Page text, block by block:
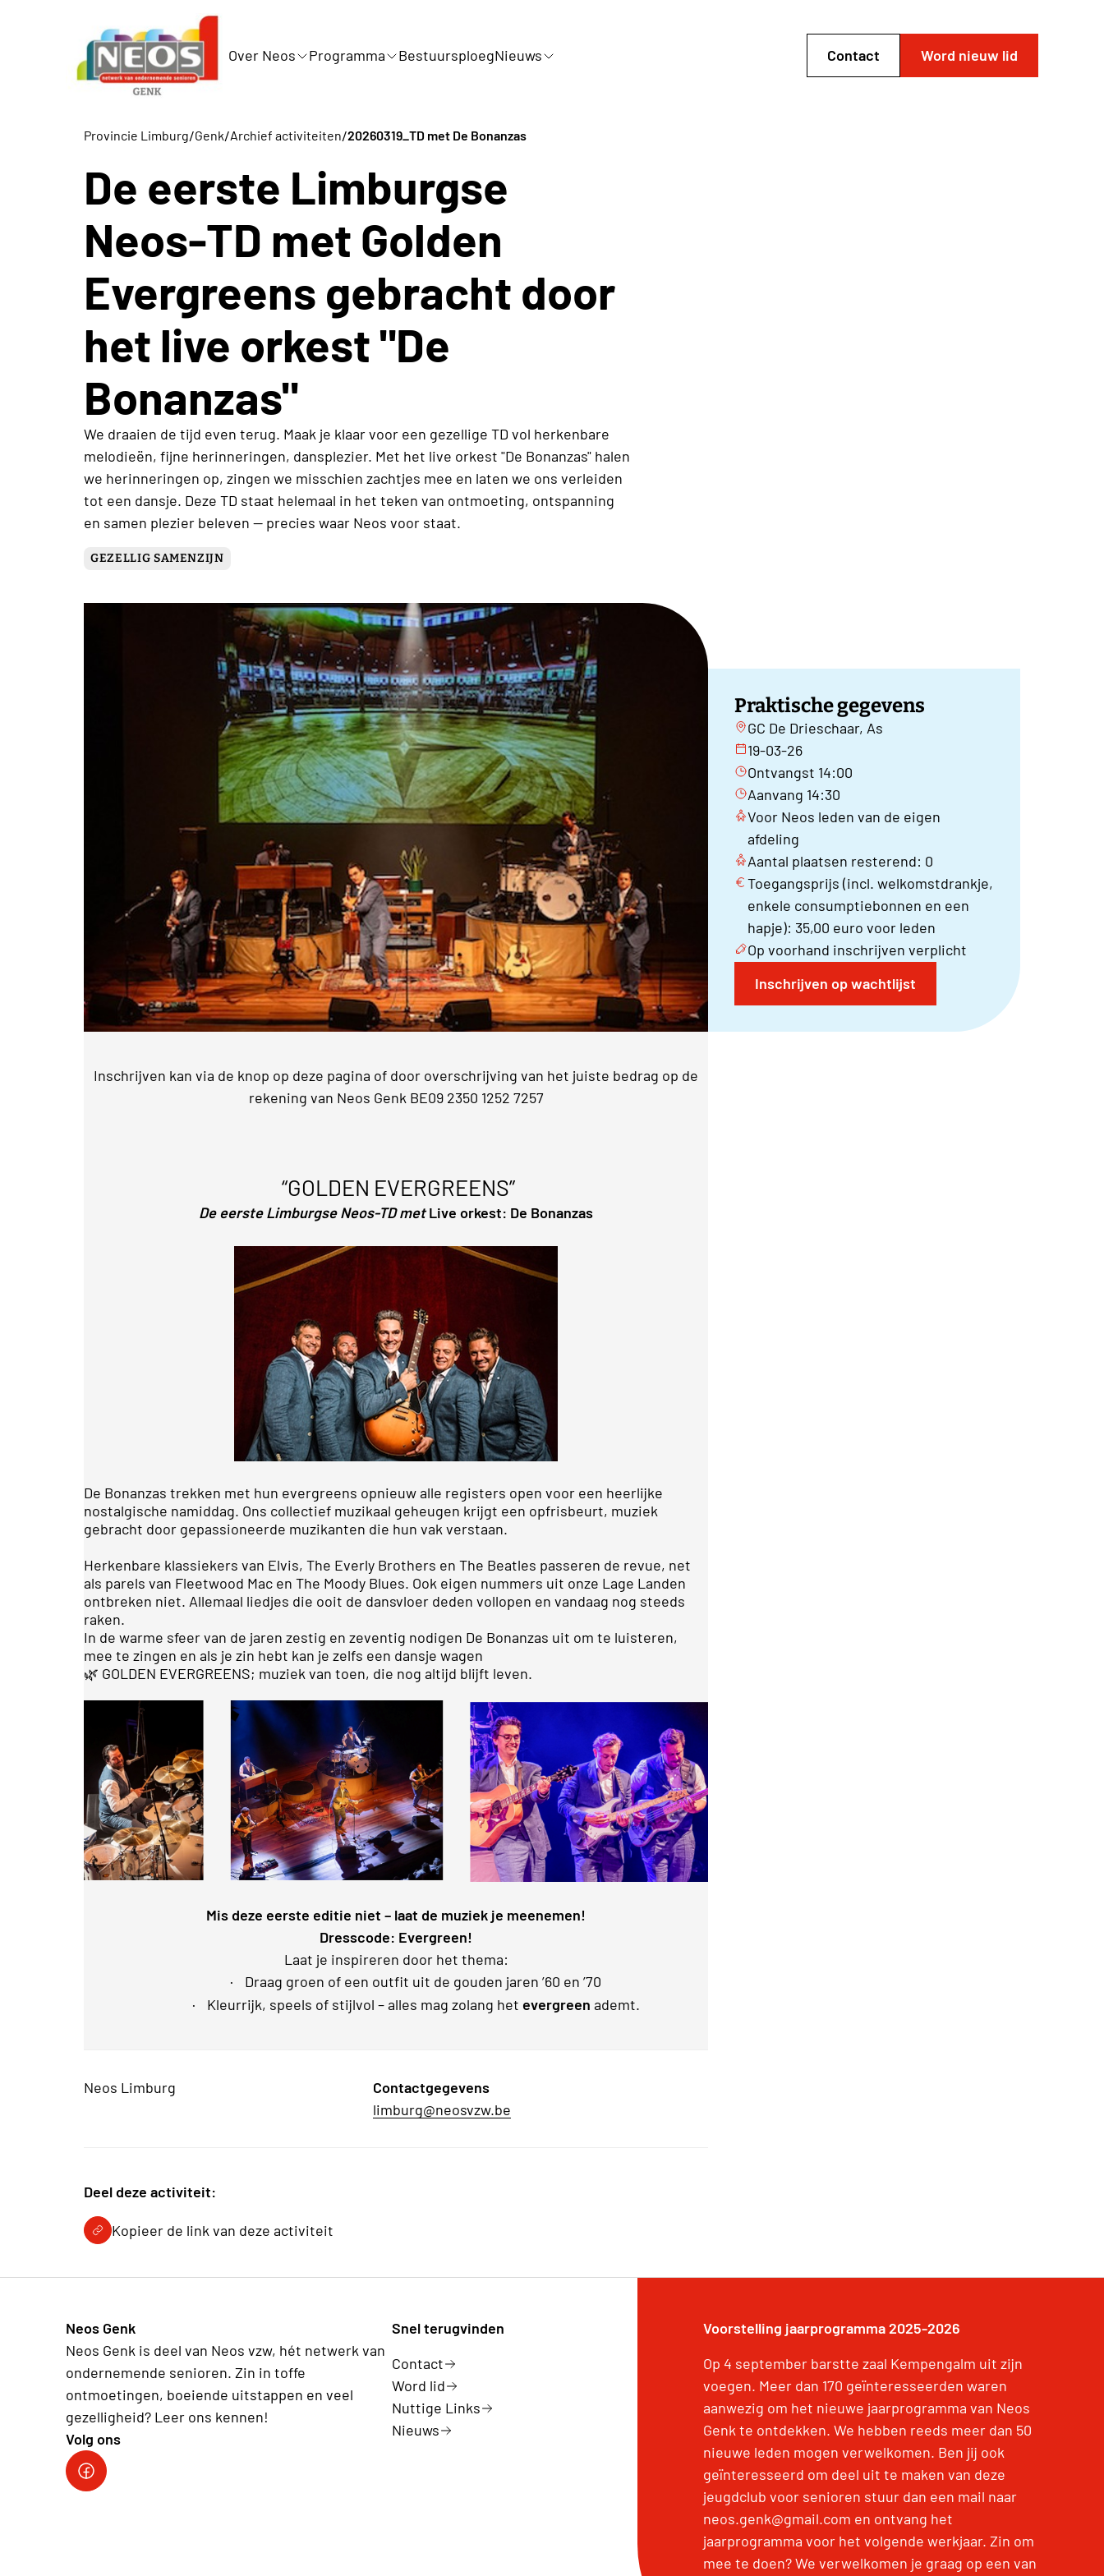
Over Neos Programma BestuursploegNieuws Contact Word nieuw lid
Provincie Limburg/Genk/Archief activiteiten/20260319_TD met De Bonanzas
De eerste Limburgse
Neos-TD met Golden
Evergreens gebracht door
het live orkest "De
Bonanzas"
We draaien de tijd even terug. Maak je klaar voor een gezellige TD vol herkenbare
melodieën, fijne herinneringen, dansplezier. Met het live orkest "De Bonanzas" halen
we herinneringen op, zingen we misschien zachtjes mee en laten we ons verleiden
tot een dansje. Deze TD staat helemaal in het teken van ontmoeting, ontspanning
en samen plezier beleven — precies waar Neos voor staat.
GEZELLIG SAMENZIJN
Praktische gegevens
GC De Drieschaar, As
19-03-26
Ontvangst 14:00
Aanvang 14:30
Voor Neos leden van de eigen
afdeling
Aantal plaatsen resterend: 0
Toegangsprijs (incl. welkomstdrankje,
enkele consumptiebonnen en een
hapje): 35,00 euro voor leden
Op voorhand inschrijven verplicht
Inschrijven op wachtlijst
Inschrijven kan via de knop op deze pagina of door overschrijving van het juiste bedrag op de
rekening van Neos Genk BE09 2350 1252 7257
“GOLDEN EVERGREENS”
De eerste Limburgse Neos-TD metLive orkest: De Bonanzas
De Bonanzas trekken met hun evergreens opnieuw alle registers open voor een heerlijke
nostalgische namiddag. Ons collectief muzikaal geheugen krijgt een opfrisbeurt, muziek
gebracht door gepassioneerde muzikanten die hun vak verstaan.
Herkenbare klassiekers van Elvis, The Everly Brothers en The Beatles passeren de revue, net
als parels van Fleetwood Mac en The Moody Blues. Ook eigen nummers uit onze Lage Landen
ontbreken niet. Allemaal liedjes die ooit de dansvloer deden vollopen en vandaag nog steeds
raken.
In de warme sfeer van de jaren zestig en zeventig nodigen De Bonanzas uit om te luisteren,
mee te zingen en als je zin hebt kan je zelfs een dansje wagen
🌿 GOLDEN EVERGREENS; muziek van toen, die nog altijd blijft leven.
Mis deze eerste editie niet – laat de muziek je meenemen!
Dresscode: Evergreen!
Laat je inspireren door het thema:
·
Draag groen of een outfit uit de gouden jaren ’60 en ’70
·
Kleurrijk, speels of stijlvol – alles mag zolang het evergreen ademt.
Neos Limburg
Contactgegevens
limburg@neosvzw.be
Deel deze activiteit:
Kopieer de link van deze activiteit
Neos Genk
Neos Genk is deel van Neos vzw, hét netwerk van
ondernemende senioren. Zin in toffe
ontmoetingen, boeiende uitstappen en veel
gezelligheid? Leer ons kennen!
Volg ons
Facebook
Snel terugvinden
Contact
Word lid
Nuttige Links
Nieuws
Voorstelling jaarprogramma 2025-2026
Op 4 september barstte zaal Kempengalm uit zijn
voegen. Meer dan 170 geïnteresseerden waren
aanwezig om het nieuwe jaarprogramma van Neos
Genk te ontdekken. We hebben reeds meer dan 50
nieuwe leden mogen verwelkomen. Ben jij ook
geïnteresseerd om deel uit te maken van deze
jeugdclub voor senioren stuur dan een mail naar
neos.genk@gmail.com en ontvang het
jaarprogramma voor het volgende werkjaar. Zin om
mee te doen? We verwelkomen je graag op een van